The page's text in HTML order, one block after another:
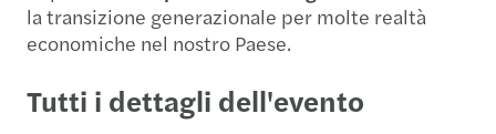
la transizione generazionale per molte realtà
economiche nel nostro Paese.
Tutti i dettagli dell'evento